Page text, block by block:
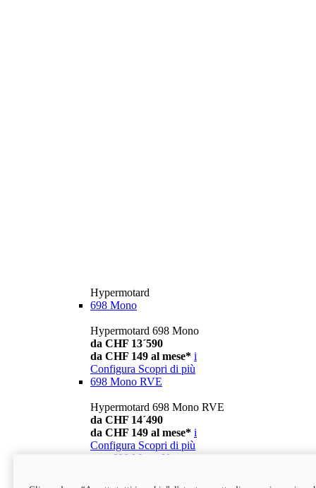
Hypermotard
698 Mono
Hypermotard 698 Mono
da CHF 13´590
da CHF 149 al mese* i
Configura Scopri di più
698 Mono RVE
Hypermotard 698 Mono RVE
da CHF 14´490
da CHF 149 al mese* i
Configura Scopri di più
698 Mono Nera
Hypermotard 698 Mono Nera